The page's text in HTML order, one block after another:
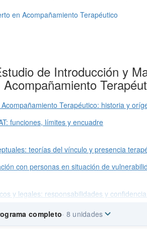
en Acompañamiento Terapéutico
de Introducción y
Terapéutico: historia y
funciones, límites y encuadre
teorías del vínculo y presencia
con personas en situación de
y legales: responsabilidades y
completo· 8 unidades